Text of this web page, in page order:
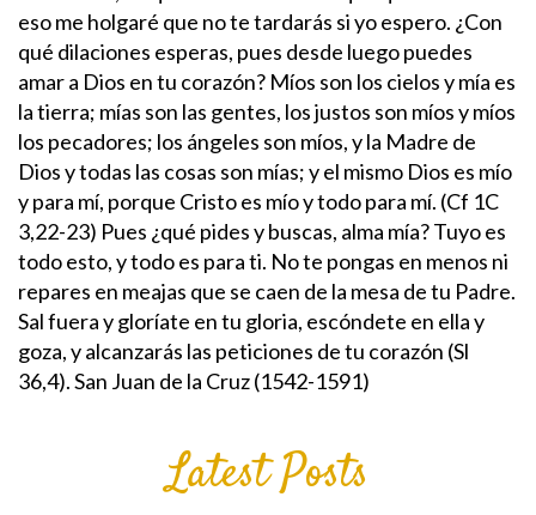
eso me holgaré que no te tardarás si yo espero. ¿Con
qué dilaciones esperas, pues desde luego puedes
amar a Dios en tu corazón? Míos son los cielos y mía es
la tierra; mías son las gentes, los justos son míos y míos
los pecadores; los ángeles son míos, y la Madre de
Dios y todas las cosas son mías; y el mismo Dios es mío
y para mí, porque Cristo es mío y todo para mí. (Cf 1C
3,22-23) Pues ¿qué pides y buscas, alma mía? Tuyo es
todo esto, y todo es para ti. No te pongas en menos ni
repares en meajas que se caen de la mesa de tu Padre.
Sal fuera y gloríate en tu gloria, escóndete en ella y
goza, y alcanzarás las peticiones de tu corazón (Sl
36,4).San Juan de la Cruz (1542-1591)
Latest Posts